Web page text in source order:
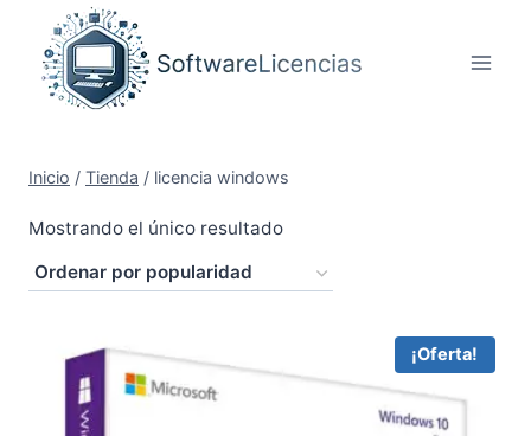
contenido
Inicio / Tienda / licencia windows
Mostrando el único resultado
¡Oferta!